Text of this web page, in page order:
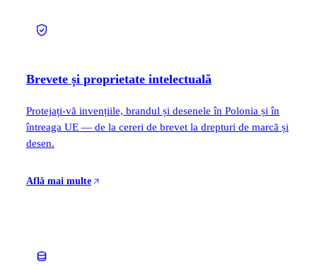
Brevete și proprietate intelectuală
Protejați-vă invențiile, brandul și desenele în Polonia și în
întreaga UE — de la cereri de brevet la drepturi de marcă și
desen.
Află mai multe